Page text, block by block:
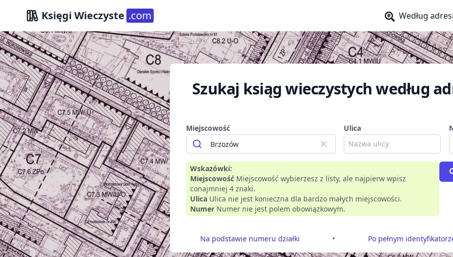
Księgi Wieczyste .com Według
Szukaj ksiąg wieczystych według
Miejscowość Ulica
Wskazówki:
Miejscowość Miejscowość wybierzesz z listy, ale najpierw wpisz
conajmniej 4 znaki.
Ulica Ulica nie jest konieczna dla bardzo małych miejscowości.
Numer Numer nie jest polem obowiązkowym.
Na podstawie numeru działki • Po pełnym